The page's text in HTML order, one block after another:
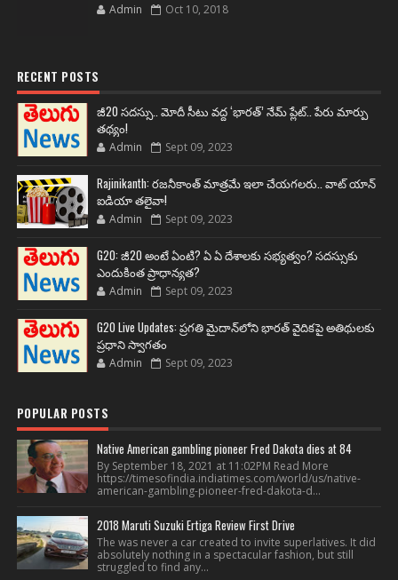
Admin Oct 10, 2018
RECENT POSTS
జీ20 సదస్సు.. మోదీ సీటు వద్ద ‘భారత్’ నేమ్ ప్లేట్‌.. పేరు మార్పు
తథ్యం!
Admin Sept 09, 2023
Rajinikanth: రజనీకాంత్ మాత్రమే ఇలా చేయగలరు.. వాట్ యాన్
ఐడియా తలైవా!
Admin Sept 09, 2023
G20: జీ20 అంటే ఏంటి? ఏ ఏ దేశాలకు సభ్యత్వం? సదస్సుకు
ఎందుకింత ప్రాధాన్యత?
Admin Sept 09, 2023
G20 Live Updates: ప్రగతి మైదాన్‌లోని భారత్ వైదికపై అతిథులకు
ప్రధాని స్వాగతం
Admin Sept 09, 2023
POPULAR POSTS
Native American gambling pioneer Fred Dakota dies at 84
By September 18, 2021 at 11:02PM Read More
https://timesofindia.indiatimes.com/world/us/native-
american-gambling-pioneer-fred-dakota-d...
2018 Maruti Suzuki Ertiga Review First Drive
The was never a car created to invite superlatives. It did
absolutely nothing in a spectacular fashion, but still
struggled to find any...